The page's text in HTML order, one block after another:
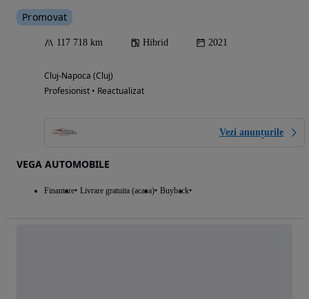
Promovat
117 718 km Hibrid 2021
Cluj-Napoca (Cluj)
Profesionist • Reactualizat
Vezi anunțurile
VEGA AUTOMOBILE
Finantare Livrare gratuita (acasa) Buyback